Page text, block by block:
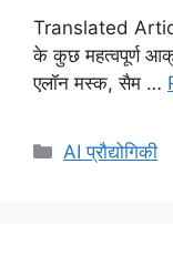
Translated
के कुछ महत्वपूर्ण
एलॉन मस्क, सैम …
Categories
AI प्रौद्योगिकी